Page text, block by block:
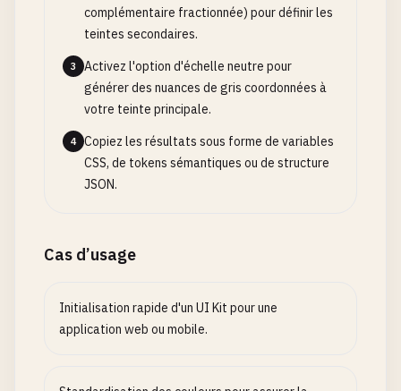
complémentaire fractionnée) pour définir les
teintes secondaires.
3
Activez l'option d'échelle neutre pour
générer des nuances de gris coordonnées à
votre teinte principale.
4
Copiez les résultats sous forme de variables
CSS, de tokens sémantiques ou de structure
JSON.
Cas d’usage
Initialisation rapide d'un UI Kit pour une
application web ou mobile.